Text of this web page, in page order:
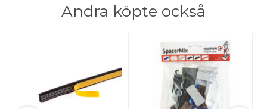
Andra köpte också